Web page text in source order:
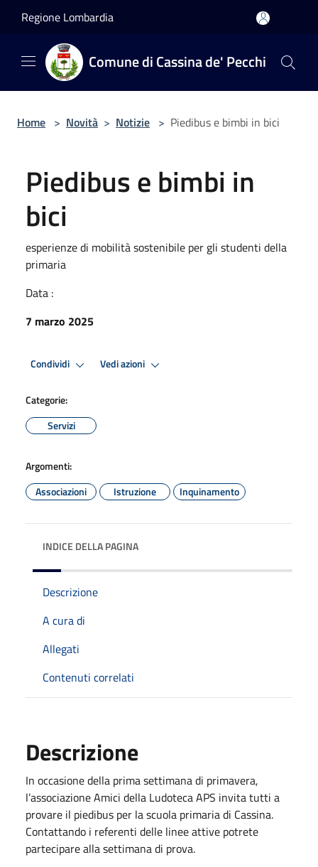
Regione Lombardia
Comune di Cassina de' Pecchi
Home > Novità > Notizie > Piedibus e bimbi in bici
Piedibus e bimbi in
bici
esperienze di mobilità sostenibile per gli studenti della
primaria
Data :
7 marzo 2025
Condividi Vedi azioni
Categorie:
Servizi
Argomenti:
Associazioni
Istruzione Inquinamento
INDICE DELLA PAGINA
Descrizione
A cura di
Allegati
Contenuti correlati
Descrizione
In occasione della prima settimana di primavera,
l’associazione Amici della Ludoteca APS invita tutti a
provare il piedibus per la scuola primaria di Cassina.
Contattando i referenti delle linee attive potrete
partecipare alla settimana di prova.